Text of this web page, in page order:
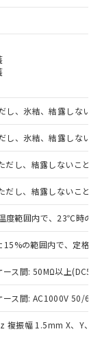
、氷結、結露しないこ
、氷結、結露しないこ
し、結露しないこと)
し、結露しないこと)
度範囲内で、23℃時の
の範囲内で、定格
ース間: 50MΩ以上
ース間: AC1000V 50/
複振幅 1.5mm X、Y、Z
のうえ
事業取扱
準価格
もので
中には、
品もある
結果は、
社内デー
質）の
商品で
）の非含
物質）の
出す予
物質）の
認中の
で、有
として
などや
RoHSの
RoHSの
。
へお問
、外国
る商品
を輸出